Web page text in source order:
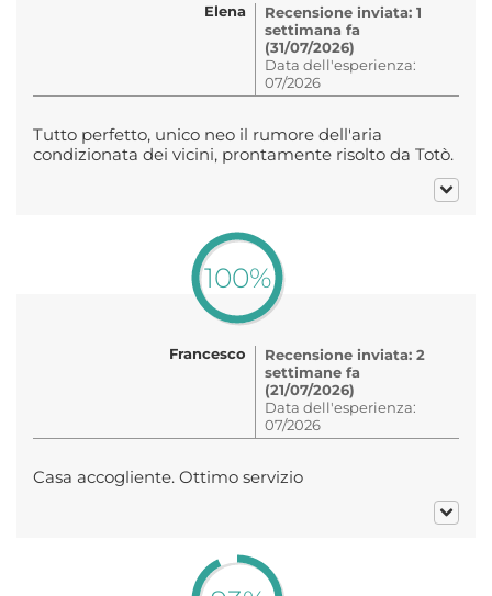
Elena
Recensione inviata: 1
settimana fa
(31/07/2026)
Data dell'esperienza:
07/2026
Tutto perfetto, unico neo il rumore dell'aria
condizionata dei vicini, prontamente risolto da Totò.
100%
Francesco
Recensione inviata: 2
settimane fa
(21/07/2026)
Data dell'esperienza:
07/2026
Casa accogliente. Ottimo servizio